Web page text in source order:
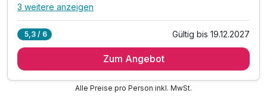
Alle Inklusivleistungen
1 x Eintrittskarte Silbertherme
- vielseitige Saunalandschaft in der Silbertherme
3 weitere anzeigen
5,3 / 6 Gültig bis 19.12.2027
Zum Angebot
Alle Preise pro Person inkl. MwSt.